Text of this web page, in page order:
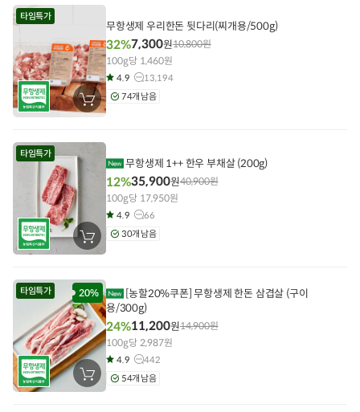
에
타임특가
장
바
에
기
무항생제 우리한돈 뒷다리(찌개용/500g)
32%7,300원10,800원
100g당 1,460원
4.9
13,194
74개 남음
타임특가
장
바
에
담
기
무항생제 1++ 한우 부채살 (200g)
12%35,900원40,900원
100g당 17,950원
4.9
66
30개 남음
20%
타임특가
장
바
[농할20%쿠폰] 무항생제 한돈 삼겹살 (구이
용/300g)
24%11,200원14,900원
100g당 2,987원
4.9
442
54개 남음